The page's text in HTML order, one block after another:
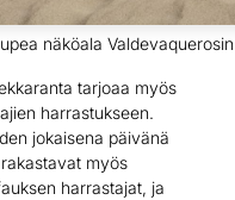
näköala
tarjoaa myös
harrastukseen.
jokaisena päivänä
myös
harrastajat, ja